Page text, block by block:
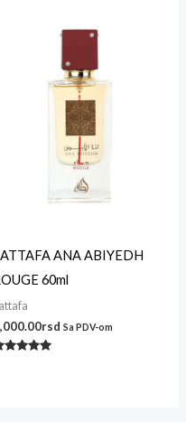
ANA ABIYEDH
60ml
rsd Sa PDV-om